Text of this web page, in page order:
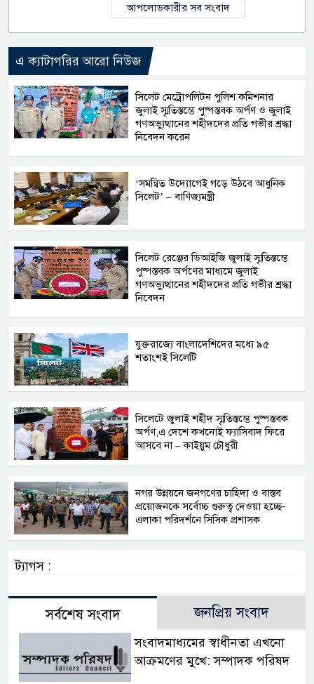
আপলোডকারীর সব সংবাদ
এ ক্যাটাগরির আরো নিউজ
সিলেট মেট্রোপলিটন পুলিশ কমিশনার
জুলাই স্মৃতিস্তম্ভে পুষ্পস্তবক অর্পণ ও জুলাই
গণঅভ্যুত্থানের শহীদদের প্রতি গভীর শ্রদ্ধা
নিবেদন করেন
‘সমন্বিত উদ্যোগেই গড়ে উঠবে আধুনিক
সিলেট’ – বাণিজ্যমন্ত্রী
সিলেট রেঞ্জের ডিআইজি জুলাই স্মৃতিস্তম্ভে
পুষ্পস্তবক অর্পণের মাধ্যমে জুলাই
গণঅভ্যুত্থানের শহীদদের প্রতি গভীর শ্রদ্ধা
নিবেদন
যুক্তরাজ্যে বাংলাদেশিদের মধ্যে ৯৫
শতাংশই সিলেটি
সিলেটে জুলাই শহীদ স্মৃতিস্তম্ভে পুষ্পস্তবক
অর্পণ,এ দেশে কখনোই ফ্যাসিবাদ ফিরে
আসবে না – কাইয়ুম চৌধুরী
নগর উন্নয়নে জনগণের চাহিদা ও বাস্তব
প্রয়োজনকে সর্বোচ্চ গুরুত্ব দেওয়া হচ্ছে-
এলাকা পরিদর্শনে সিসিক প্রশাসক
ট্যাগস :
সর্বশেষ সংবাদ জনপ্রিয় সংবাদ
সংবাদমাধ্যমের স্বাধীনতা এখনো
আক্রমণের মুখে: সম্পাদক পরিষদ